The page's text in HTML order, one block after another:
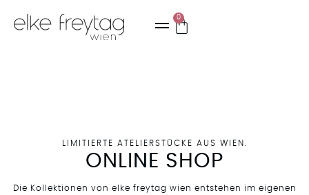
0
LIMITIERTE ATELIERSTÜCKE AUS WIEN.
ONLINE SHOP
Die Kollektionen von elke freytag wien entstehen im eigenen